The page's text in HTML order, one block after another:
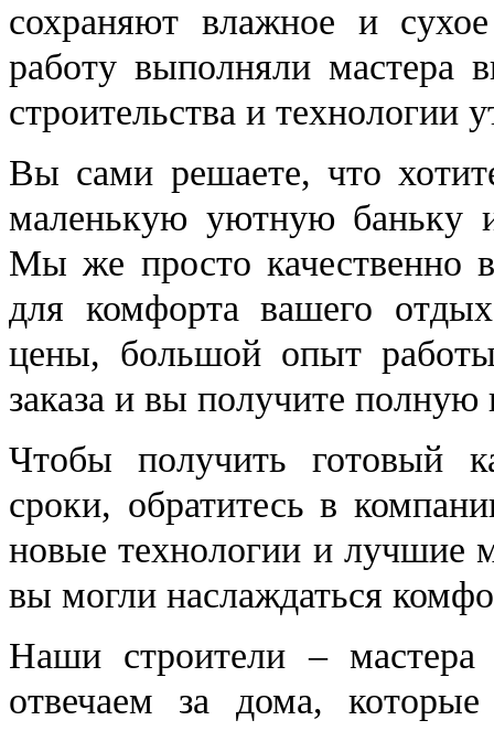
сохраняют влажное и
работу выполняли мастера
строительства и технологии
Вы сами решаете, что
маленькую уютную баньку
Мы же просто качественно
для комфорта вашего
цены, большой опыт
заказа и вы получите
Чтобы получить готовый
сроки, обратитесь в
новые технологии и лучшие
вы могли наслаждаться
Наши строители –
отвечаем за дома,